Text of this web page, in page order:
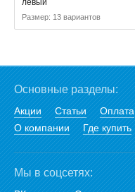
левый
Размер: 13 вариантов
Основные разделы:
Акции Статьи Оплата
О компании
Где купить
Мы в соцсетях: